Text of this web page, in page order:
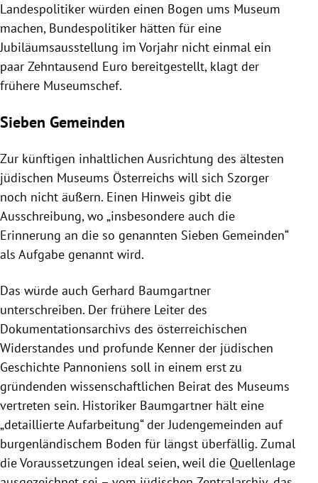
Landespolitiker würden einen Bogen ums Museum
machen, Bundespolitiker hätten für eine
Jubiläumsausstellung im Vorjahr nicht einmal ein
paar Zehntausend Euro bereitgestellt, klagt der
frühere Museumschef.
Sieben Gemeinden
Zur künftigen inhaltlichen Ausrichtung des ältesten
jüdischen Museums Österreichs will sich Szorger
noch nicht äußern. Einen Hinweis gibt die
Ausschreibung, wo „insbesondere auch die
Erinnerung an die so genannten Sieben Gemeinden“
als Aufgabe genannt wird.
Das würde auch Gerhard Baumgartner
unterschreiben. Der frühere Leiter des
Dokumentationsarchivs des österreichischen
Widerstandes und profunde Kenner der jüdischen
Geschichte Pannoniens soll in einem erst zu
gründenden wissenschaftlichen Beirat des Museums
vertreten sein. Historiker Baumgartner hält eine
„detaillierte Aufarbeitung“ der Judengemeinden auf
burgenländischem Boden für längst überfällig. Zumal
die Voraussetzungen ideal seien, weil die Quellenlage